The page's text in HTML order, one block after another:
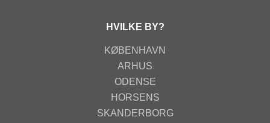
HVILKE BY?
KØBENHAVN
ARHUS
ODENSE
HORSENS
SKANDERBORG